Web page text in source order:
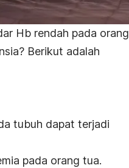
Hb rendah pada orang
Berikut adalah
tubuh dapat terjadi
pada orang tua.